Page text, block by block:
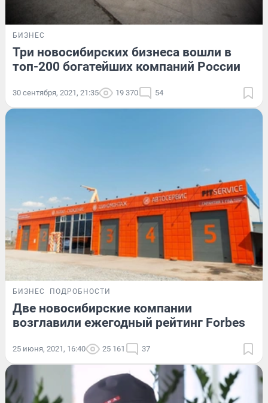
БИЗНЕС
Три новосибирских бизнеса вошли в
топ-200 богатейших компаний России
30 сентября, 2021, 21:35 19 370 54
БИЗНЕС ПОДРОБНОСТИ
Две новосибирские компании
возглавили ежегодный рейтинг Forbes
25 июня, 2021, 16:40 25 161 37